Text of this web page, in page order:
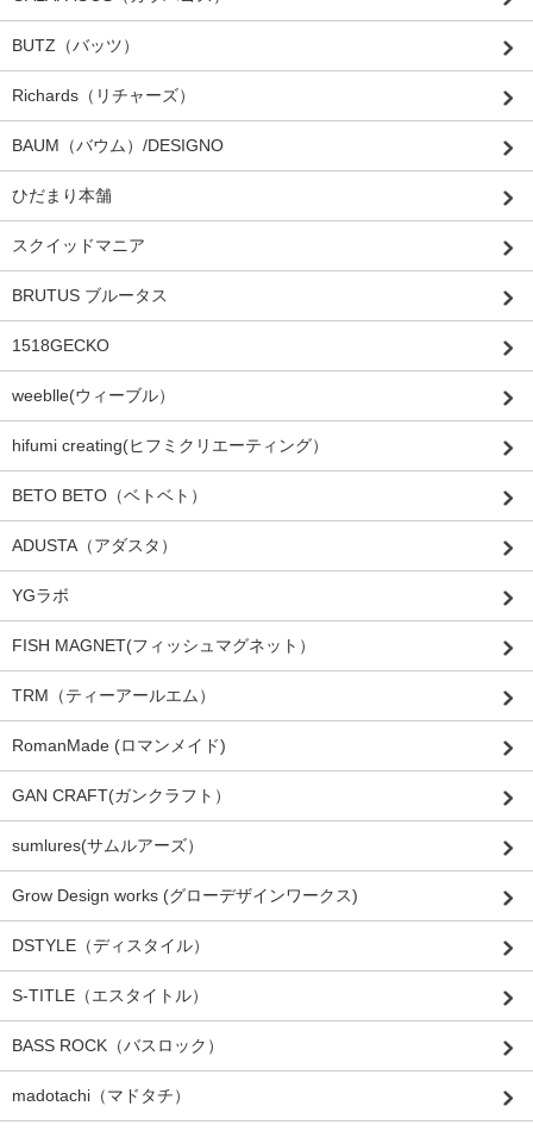
BUTZ（バッツ）
Richards（リチャーズ）
BAUM（バウム）/DESIGNO
ひだまり本舗
スクイッドマニア
BRUTUS ブルータス
1518GECKO
weeblle(ウィーブル）
hifumi creating(ヒフミクリエーティング）
BETO BETO（ベトベト）
ADUSTA（アダスタ）
YGラボ
FISH MAGNET(フィッシュマグネット）
TRM（ティーアールエム）
RomanMade (ロマンメイド)
GAN CRAFT(ガンクラフト）
sumlures(サムルアーズ）
Grow Design works (グローデザインワークス)
DSTYLE（ディスタイル）
S-TITLE（エスタイトル）
BASS ROCK（バスロック）
madotachi（マドタチ）